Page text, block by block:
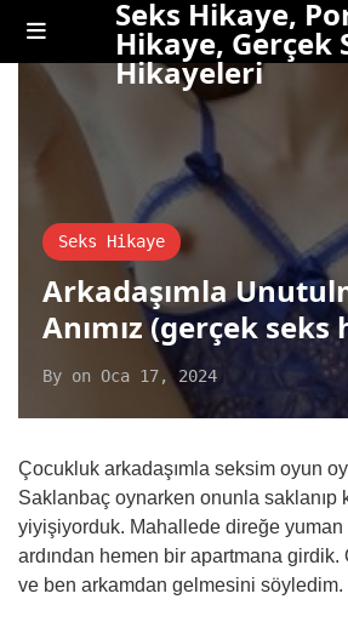
Seks Hikaye,
Hikaye, Gerçek
Hikayeleri
Seks Hikaye
Arkadaşımla
Anımız (gerçek
By on Oca 17, 2024
Çocukluk arkadaşımla seksim oyun
Saklanbaç oynarken onunla saklanıp
yiyişiyorduk. Mahallede direğe yuman
ardından hemen bir apartmana girdik.
ve ben arkamdan gelmesini söyledim.